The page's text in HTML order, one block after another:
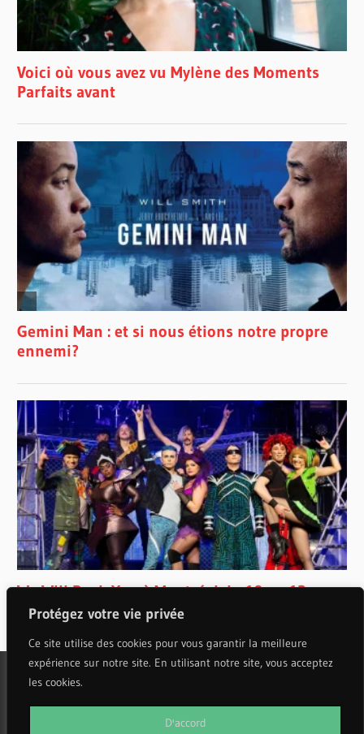
Protégez votre vie privée
Ce site utilise des cookies pour vous garantir la meilleure
expérience sur notre site. En utilisant notre site, vous acceptez
les cookies.
D'accord
WordPress Theme: Wellington by ThemeZee.